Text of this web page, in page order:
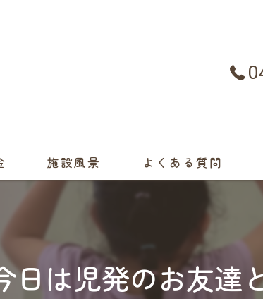
施設風景 よくある質問
日は児発のお友達